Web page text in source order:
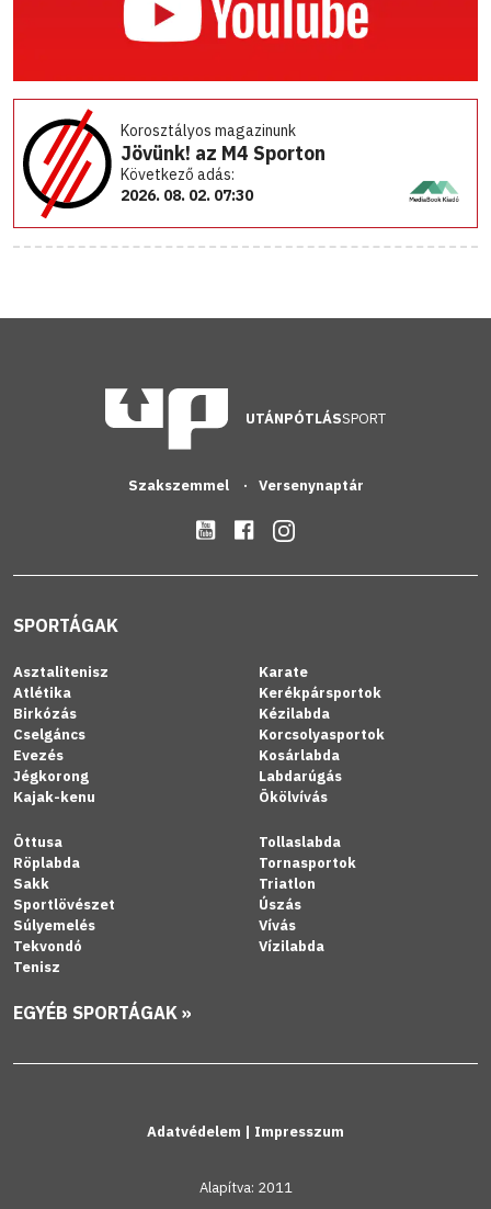
Korosztályos magazinunk
Jövünk! az M4 Sporton
Következő adás:
2026. 08. 02. 07:30
UTÁNPÓTLÁSSPORT
Szakszemmel Versenynaptár
SPORTÁGAK
Asztalitenisz
Atlétika
Birkózás
Cselgáncs
Evezés
Jégkorong
Kajak-kenu
Karate
Kerékpársportok
Kézilabda
Korcsolyasportok
Kosárlabda
Labdarúgás
Ökölvívás
Öttusa
Röplabda
Sakk
Sportlövészet
Súlyemelés
Tekvondó
Tenisz
Tollaslabda
Tornasportok
Triatlon
Úszás
Vívás
Vízilabda
EGYÉB SPORTÁGAK »
Adatvédelem | Impresszum
Alapítva: 2011